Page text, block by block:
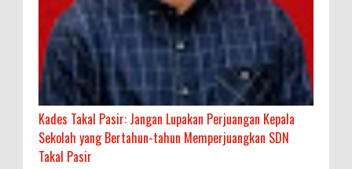
Kades Takal Pasir: Jangan Lupakan Perjuangan Kepala
Sekolah yang Bertahun-tahun Memperjuangkan SDN
Takal Pasir